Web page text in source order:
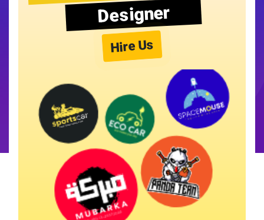
Designer
Hire Us